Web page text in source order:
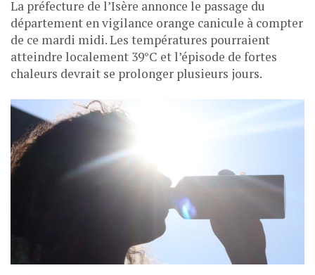
La préfecture de l’Isère annonce le passage du
département en vigilance orange canicule à compter
de ce mardi midi. Les températures pourraient
atteindre localement 39°C et l’épisode de fortes
chaleurs devrait se prolonger plusieurs jours.